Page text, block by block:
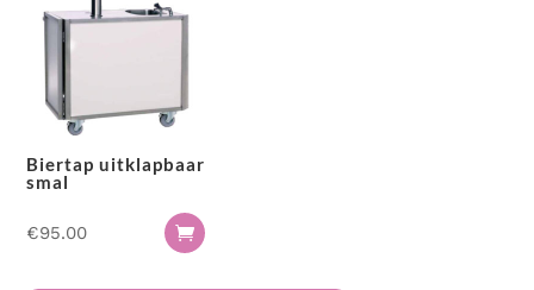
Biertap uitklapbaar
smal
€95.00 